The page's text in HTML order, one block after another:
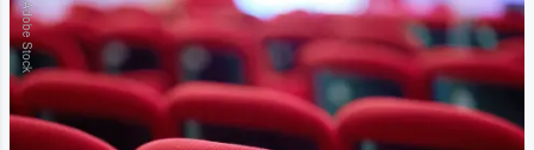
Adobe Stock